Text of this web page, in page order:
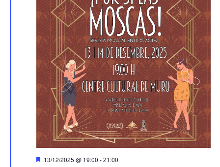
Destacado
13/12/2025 @ 19:00 -21:00